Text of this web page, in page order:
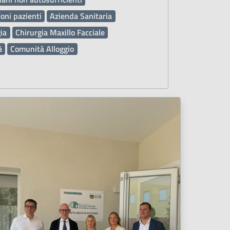
pazienti
Azienda Sanitaria
Chirurgia Maxillo Facciale
Comunità Alloggio
Ginecologia e Ostetricia
Inclusione
Socio Sanitari OSS
Pediatria
PNRR
Prevenzione